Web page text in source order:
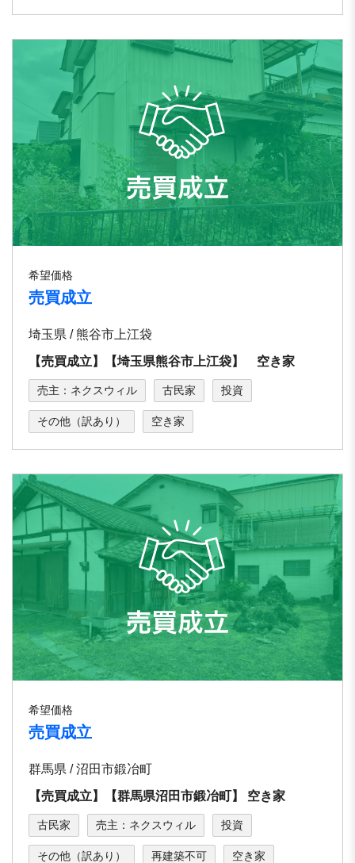
希望価格
売買成立
埼玉県 / 熊谷市上江袋
【売買成立】【埼玉県熊谷市上江袋】 空き家
売主：ネクスウィル 古民家 投資
その他（訳あり） 空き家
希望価格
売買成立
群馬県 / 沼⽥市鍛冶町
【売買成立】【群⾺県沼⽥市鍛冶町】 空き家
古民家 売主：ネクスウィル 投資
その他（訳あり） 再建築不可 空き家